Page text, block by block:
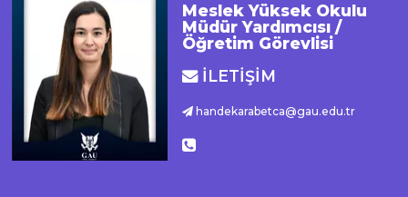
Meslek Yüksek Okulu
Müdür Yardımcısı /
Öğretim Görevlisi
İLETİŞİM
handekarabetca@gau.edu.tr